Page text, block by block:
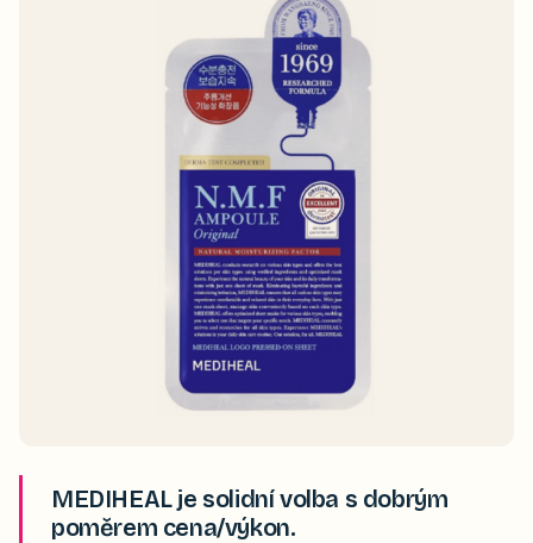
MEDIHEAL je solidní volba s dobrým
poměrem cena/výkon.